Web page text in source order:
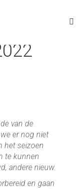
van de
er nog niet
het seizoen
te kunnen
andere nieuw.
en gaan